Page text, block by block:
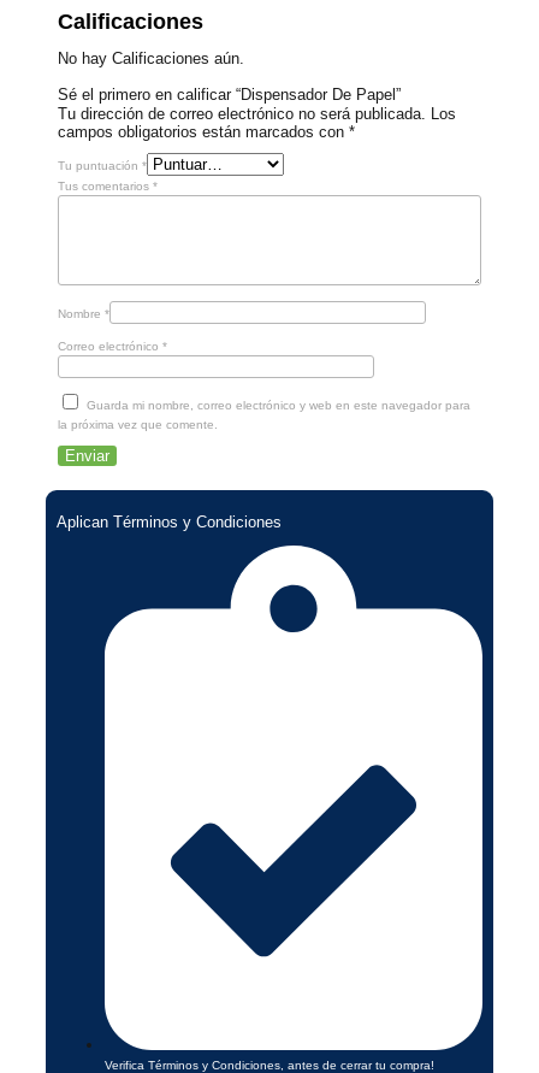
Calificaciones
No hay Calificaciones aún.
Sé el primero en calificar “Dispensador De Papel”
Tu dirección de correo electrónico no será publicada.
Los
campos obligatorios están marcados con *
Tu puntuación *
Tus comentarios *
Nombre *
Correo electrónico *
Guarda mi nombre, correo electrónico y web en este navegador para
la próxima vez que comente.
Aplican Términos y Condiciones
Verifica Términos y Condiciones, antes de cerrar tu compra!